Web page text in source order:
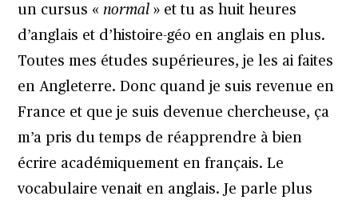
un cursus «normal » et tu as huit heures
d’anglais et d’histoire-géo en anglais en plus.
Toutes mes études supérieures, je les ai faites
en Angleterre. Donc quand je suis revenue en
France et que je suis devenue chercheuse, ça
m’a pris du temps de réapprendre à bien
écrire académiquement en français. Le
vocabulaire venait en anglais. Je parle plus